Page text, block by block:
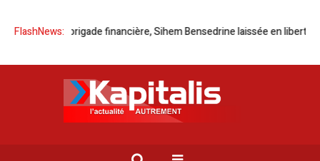
FlashNews:
par la brigade financière, Sihem Bensedrine laissée en liberté